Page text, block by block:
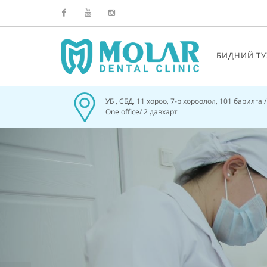
FacebookYoutubeInstagram
БИДНИЙ
УБ , СБД, 11 хороо, 7-р хороолол, 101 барилга
One office/ 2 давхарт